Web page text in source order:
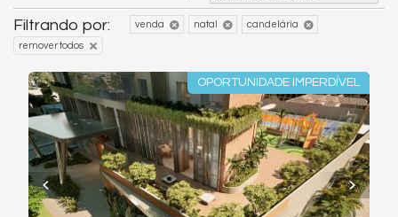
Filtrando por: venda natal candelária
remover todos
OPORTUNIDADE IMPERDÍVEL